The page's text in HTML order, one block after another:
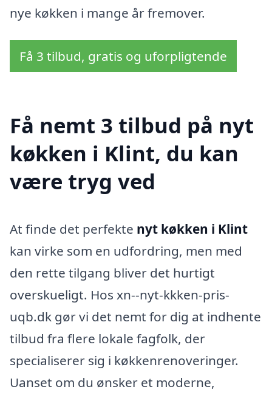
nye køkken i mange år fremover.
Få 3 tilbud, gratis og uforpligtende
Få nemt 3 tilbud på nyt
køkken i Klint, du kan
være tryg ved
At finde det perfekte nyt køkken i Klint
kan virke som en udfordring, men med
den rette tilgang bliver det hurtigt
overskueligt. Hos xn--nyt-kkken-pris-
uqb.dk gør vi det nemt for dig at indhente
tilbud fra flere lokale fagfolk, der
specialiserer sig i køkkenrenoveringer.
Uanset om du ønsker et moderne,